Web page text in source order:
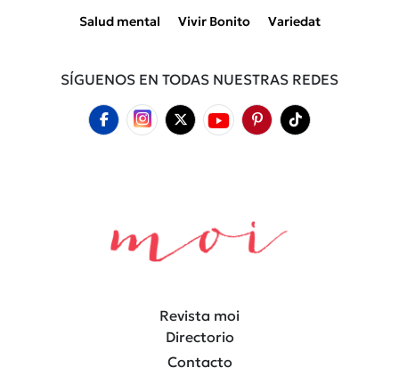
Salud mental Vivir Bonito Variedat
SÍGUENOS EN TODAS NUESTRAS REDES
Revista moi
Directorio
Contacto